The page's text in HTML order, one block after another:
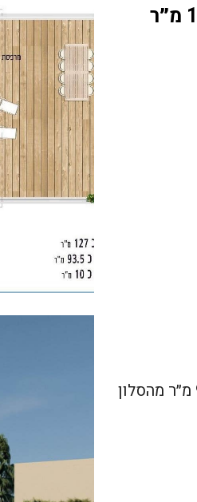
פנטהאוז 4 חדרים שטוח ומרווח כ- 128 מ״ר עם מרפסת גדולה כ- 94 מ״ר מהסלון